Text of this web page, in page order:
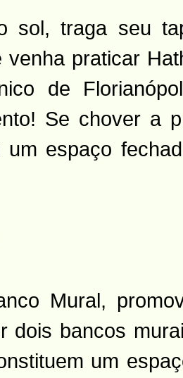
sol, traga seu
venha praticar
de
Se chover a
um espaço
Mural,
dois bancos
um